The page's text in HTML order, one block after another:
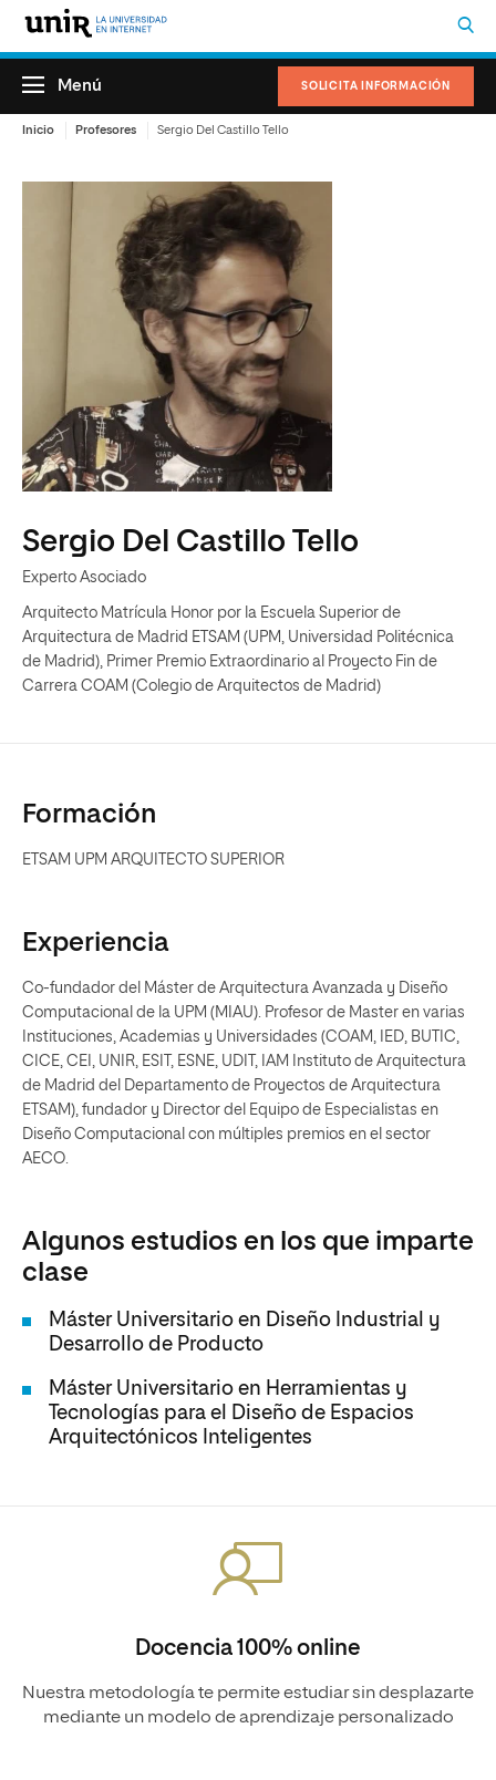
SOLICITA INFORMACIÓN
Menú
Inicio Profesores Sergio Del Castillo Tello
Sergio Del Castillo Tello
Experto Asociado
Arquitecto Matrícula Honor por la Escuela Superior de
Arquitectura de Madrid ETSAM (UPM, Universidad Politécnica
de Madrid), Primer Premio Extraordinario al Proyecto Fin de
Carrera COAM (Colegio de Arquitectos de Madrid)
Formación
ETSAM UPM ARQUITECTO SUPERIOR
Experiencia
Co-fundador del Máster de Arquitectura Avanzada y Diseño
Computacional de la UPM (MIAU). Profesor de Master en varias
Instituciones, Academias y Universidades (COAM, IED, BUTIC,
CICE, CEI, UNIR, ESIT, ESNE, UDIT, IAM Instituto de Arquitectura
de Madrid del Departamento de Proyectos de Arquitectura
ETSAM), fundador y Director del Equipo de Especialistas en
Diseño Computacional con múltiples premios en el sector
AECO.
Algunos estudios en los que imparte
clase
Máster Universitario en Diseño Industrial y
Desarrollo de Producto
Máster Universitario en Herramientas y
Tecnologías para el Diseño de Espacios
Arquitectónicos Inteligentes
Docencia 100% online
Nuestra metodología te permite estudiar sin desplazarte
mediante un modelo de aprendizaje personalizado